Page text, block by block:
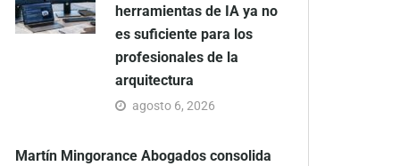
herramientas de IA ya no
es suficiente para los
profesionales de la
arquitectura
agosto 6, 2026
Martín Mingorance Abogados consolida